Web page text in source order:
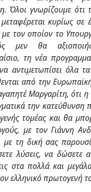
Όλοι γνωρίζουμε ότι
κυρίως σε
τον οποίον το
μεν θα
τη νέα
αντιμετωπίσει όλα
από την
Μαργαρίτη, ότι
την κατεύθυνση
τομέας και θα
με τον Γιάννη
τη δική σας
λύσεις, να δώσετε
στα πολλά και
ελληνικό πρωτογενή